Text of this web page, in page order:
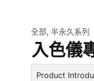
全部, 半永久系列
入色儀
Product